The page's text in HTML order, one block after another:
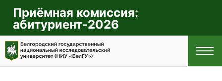
Приёмная комиссия:
абитуриент-2026